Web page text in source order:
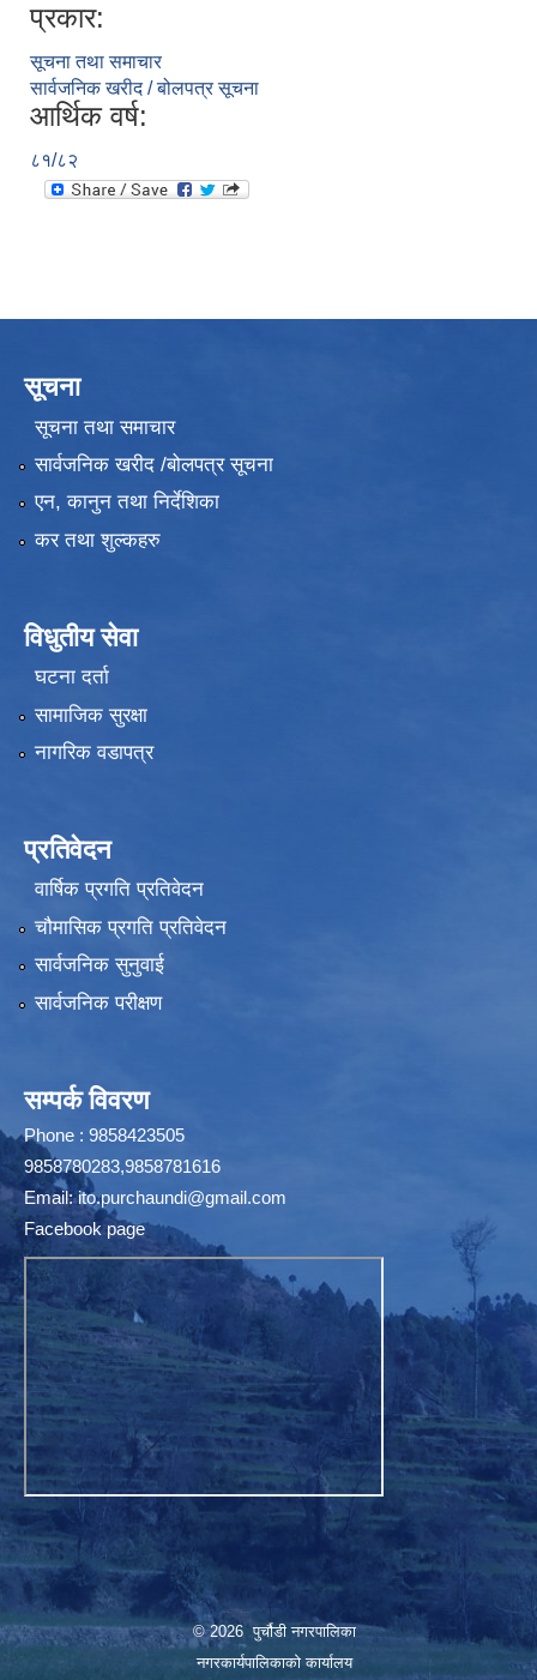
प्रकार:
सूचना तथा समाचार
सार्वजनिक खरीद / बोलपत्र सूचना
आर्थिक वर्ष:
८१/८२
सूचना
सूचना तथा समाचार
सार्वजनिक खरीद /बोलपत्र सूचना
एन, कानुन तथा निर्देशिका
कर तथा शुल्कहरु
विधुतीय सेवा
घटना दर्ता
सामाजिक सुरक्षा
नागरिक वडापत्र
प्रतिवेदन
वार्षिक प्रगति प्रतिवेदन
चौमासिक प्रगति प्रतिवेदन
सार्वजनिक सुनुवाई
सार्वजनिक परीक्षण
सम्पर्क विवरण
Phone : 9858423505
9858780283,9858781616
Email:ito.purchaundi@gmail.com
Facebook page
© 2026 पुर्चौडी नगरपालिका
नगरकार्यपालिकाकाे कार्यालय